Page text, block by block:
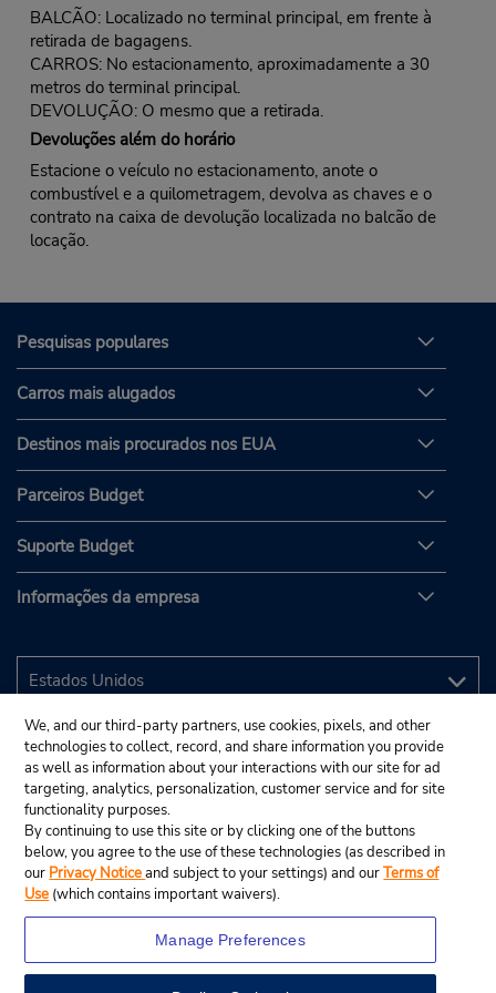
BALCÃO: Localizado no terminal principal, em frente à
retirada de bagagens.
CARROS: No estacionamento, aproximadamente a 30
metros do terminal principal.
DEVOLUÇÃO: O mesmo que a retirada.
Devoluções além do horário
Estacione o veículo no estacionamento, anote o
combustível e a quilometragem, devolva as chaves e o
contrato na caixa de devolução localizada no balcão de
locação.
Pesquisas populares
Carros mais alugados
Destinos mais procurados nos EUA
Parceiros Budget
Suporte Budget
Informações da empresa
We, and our third-party partners, use cookies, pixels, and other
technologies to collect, record, and share information you provide
as well as information about your interactions with our site for ad
targeting, analytics, personalization, customer service and for site
functionality purposes.
By continuing to use this site or by clicking one of the buttons
below, you agree to the use of these technologies (as described in
our Privacy Noticeand subject to your settings) and ourTerms of
Use (which contains important waivers).
Manage Preferences